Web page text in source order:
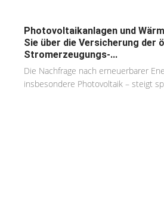
Photovoltaikanlagen und
Sie über die Versicherung der
Stromerzeugungs-...
Die Nachfrage nach erneuerbarer
insbesondere Photovoltaik – steigt